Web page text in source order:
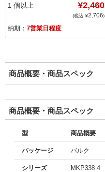
1 個以上 ¥2,460
(税込 ¥2,706)
納期： 7営業日程度
商品概要・商品スペック
商品概要・商品スペック
型 商品概要
パッケージ バルク
シリーズ MKP338 4